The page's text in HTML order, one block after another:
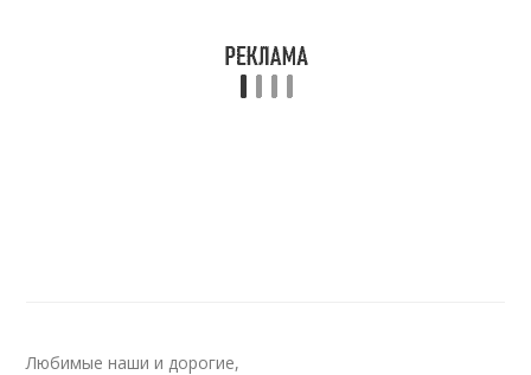
Любимые наши и дорогие,